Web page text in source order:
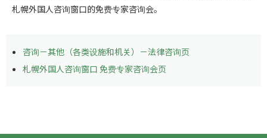
札幌外国人咨询窗口的免费专家咨询会。
咨询－其他（各类设施和机关）－法律咨询页
札幌外国人咨询窗口 免费专家咨询会页